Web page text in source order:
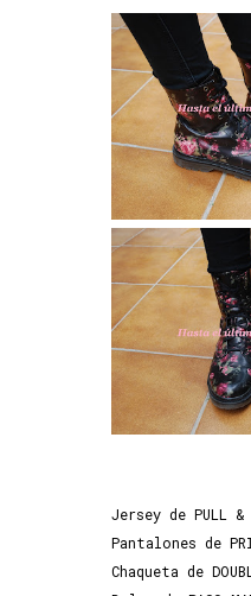
Jersey de PULL &
Pantalones de
Chaqueta de